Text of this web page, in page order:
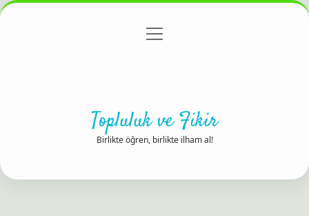
Gizlilik Politikası
menüyü
Topluluk ve Fikir
Birlikte öğren, birlikte ilham al!